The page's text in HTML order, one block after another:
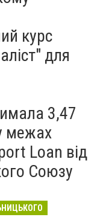
курс
для
3,47
межах
Loan від
Союзу